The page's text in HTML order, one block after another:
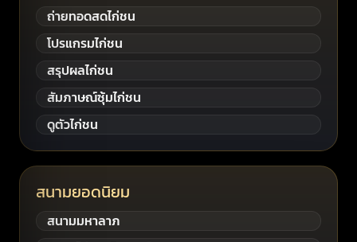
ถ่ายทอดสดไก่ชน
โปรแกรมไก่ชน
สรุปผลไก่ชน
สัมภาษณ์ซุ้มไก่ชน
ดูตัวไก่ชน
สนามยอดนิยม
สนามมหาลาภ